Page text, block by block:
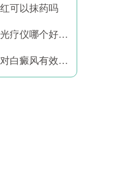
可以抹药吗
科诺和邦臣308光疗仪哪个好一点
家用311光疗仪对白癜风有效果吗